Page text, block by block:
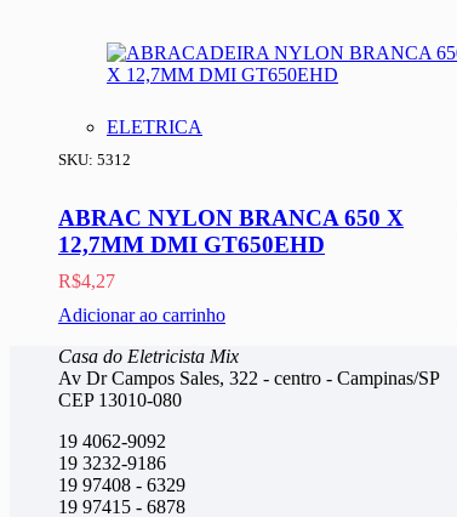
ELETRICA
SKU: 5312
ABRAC NYLON BRANCA 650 X
12,7MM DMI GT650EHD
R$4,27
Adicionar ao carrinho
Casa do Eletricista Mix
Av Dr Campos Sales, 322 - centro - Campinas/SP
CEP 13010-080
19 4062-9092
19 3232-9186
19 97408 - 6329
19 97415 - 6878